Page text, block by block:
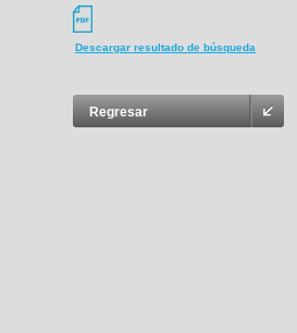
Descargar resultado de búsqueda
Regresar